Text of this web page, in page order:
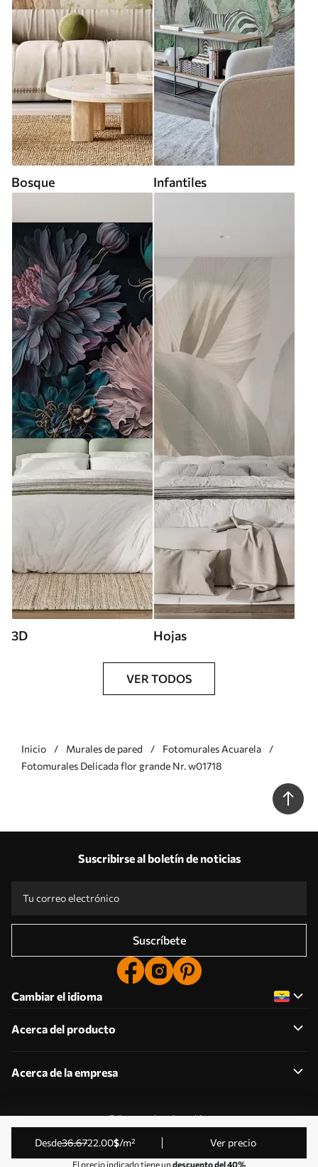
desde36.6722.00$/m² Ver precio
El precio indicado tiene un descuento del 40%
Bosque Infantiles
3D Hojas
VER TODOS
Inicio Murales de pared
Fotomurales Acuarela
Fotomurales Delicada flor grande Nr. w01718
Suscribirse al boletín de noticias
Suscríbete
Cambiar el idioma
Acerca del producto
Acerca de la empresa
Editar permisos de cookies
© 2011-2026 Uwalls . Todos los derechos reservados.
Gestionado por KLW Sp. z o.o. CIF: PL9223057591.